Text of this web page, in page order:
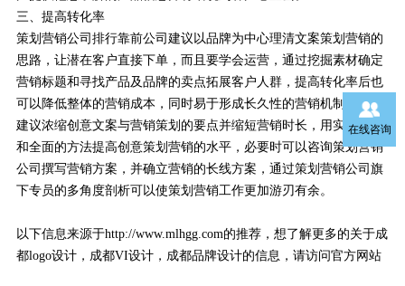
三、提高转化率
策划营销公司排行靠前公司建议以品牌为中心理清文案策划营销的
思路，让潜在客户直接下单，而且要学会运营，通过挖掘素材确定
营销标题和寻找产品及品牌的卖点拓展客户人群，提高转化率后也
可以降低整体的营销成本，同时易于形成长久性的营销机制。
建议浓缩创意文案与营销策划的要点并缩短营销时长，用实用有效
和全面的方法提高创意策划营销的水平，必要时可以咨询策划营销
公司撰写营销方案，并确立营销的长线方案，通过策划营销公司旗
下专员的多角度剖析可以使策划营销工作更加游刃有余。
以下信息来源于http://www.mlhgg.com的推荐，想了解更多的关于成
都logo设计， 成都VI设计， 成都品牌设计的信息，请访问官方网站
在线咨询